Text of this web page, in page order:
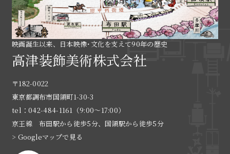
映画誕生以来、日本映像･文化を支えて90年の歴史
高津装飾美術株式会社
〒182-0022
東京都調布市国領町1-30-3
tel：042-484-1161（9:00〜17:00）
京王線 布田駅から徒歩5分、国領駅から徒歩5分
> Googleマップで見る